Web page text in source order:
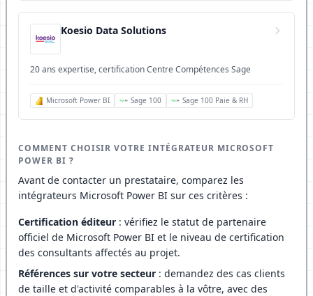
Koesio Data Solutions
20 ans expertise, certification Centre Compétences Sage
Microsoft Power BI Sage 100 Sage 100 Paie & RH
COMMENT CHOISIR VOTRE INTÉGRATEUR MICROSOFT
POWER BI ?
Avant de contacter un prestataire, comparez les
intégrateurs Microsoft Power BI sur ces critères :
Certification éditeur : vérifiez le statut de partenaire
officiel de Microsoft Power BI et le niveau de certification
des consultants affectés au projet.
Références sur votre secteur : demandez des cas clients
de taille et d'activité comparables à la vôtre, avec des